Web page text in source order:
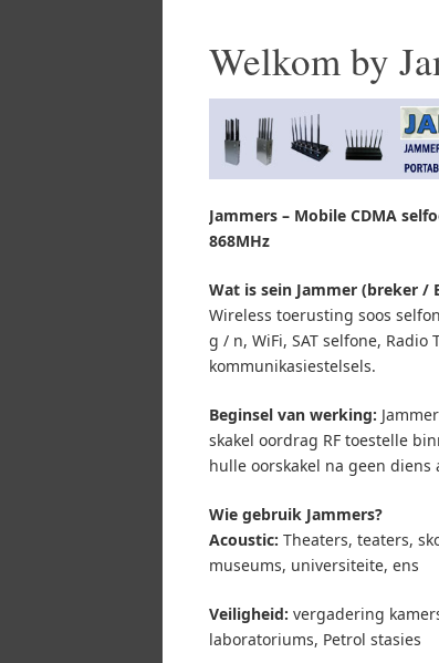
Welkom by
Jammers – Mobile CDMA
868MHz
Wat is sein Jammer (breker /
Wireless toerusting soos
g / n, WiFi, SAT selfone,
kommunikasiestelsels.
Beginsel van werking:
skakel oordrag RF toestelle
hulle oorskakel na geen diens
Wie gebruik Jammers?
Acoustic: Theaters, teaters,
museums, universiteite, ens
Veiligheid: vergadering
laboratoriums, Petrol stasies